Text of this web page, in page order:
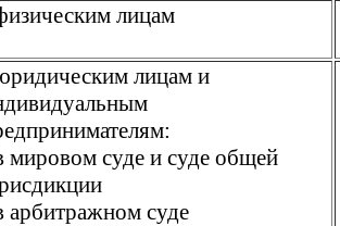
лицам
лицам и
мировом суде и суде общей
арбитражном суде